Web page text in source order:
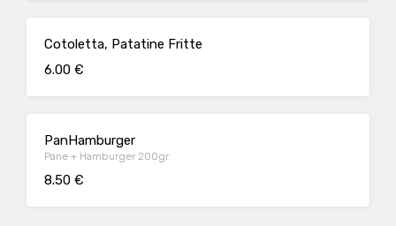
Cotoletta, Patatine Fritte
6.00 €
PanHamburger
Pane + Hamburger 200gr
8.50 €